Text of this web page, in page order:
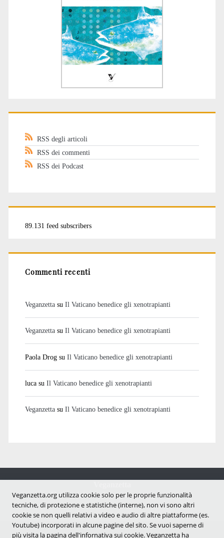
RSS degli articoli
RSS dei commenti
RSS dei Podcast
89.131 feed subscribers
Commenti recenti
Veganzettasu Il Vaticano benedice gli xenotrapianti
Veganzettasu Il Vaticano benedice gli xenotrapianti
Paola Drogsu Il Vaticano benedice gli xenotrapianti
lucasu Il Vaticano benedice gli xenotrapianti
Veganzettasu Il Vaticano benedice gli xenotrapianti
Notizie dal mondo vegan e antispecista
Veganzetta.org utilizza cookie solo per le proprie funzionalità
tecniche, di protezione e statistiche (interne), non vi sono altri
cookie se non quelli relativi a video e audio di altre piattaforme (es.
Youtube) incorporati in alcune pagine del sito. Se vuoi saperne di
più visita la pagina dell'infornativa sui cookie. Veganzetta ha